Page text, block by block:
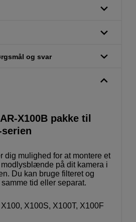
og svar
X100B pakke til
dig mulighed for at montere et
på dit kamera i
Du kan bruge filteret og
tid eller separat.
X100S, X100T, X100F